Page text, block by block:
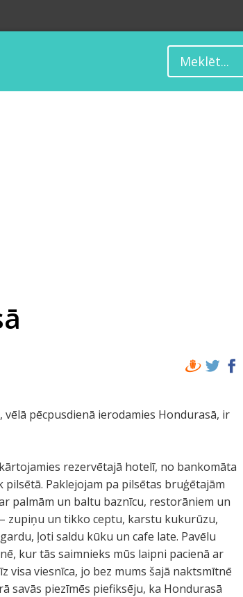
pēcpusdienā ierodamies Hondurasā, ir
rezervētajā hotelī, no bankomāta
Paklejojam pa pilsētas bruģētajām
palmām un baltu baznīcu, restorāniem un
zupiņu un tikko ceptu, karstu kukurūzu,
ļoti saldu kūku un cafe late. Pavēlu
kur tās saimnieks mūs laipni pacienā ar
viesnīca, jo bez mums šajā naktsmītnē
savās piezīmēs piefiksēju, ka Hondurasā